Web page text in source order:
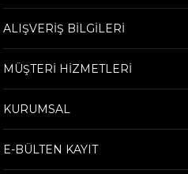
ALIŞVERİŞ BİLGİLERİ
MÜŞTERİ HİZMETLERİ
KURUMSAL
E-BÜLTEN KAYIT